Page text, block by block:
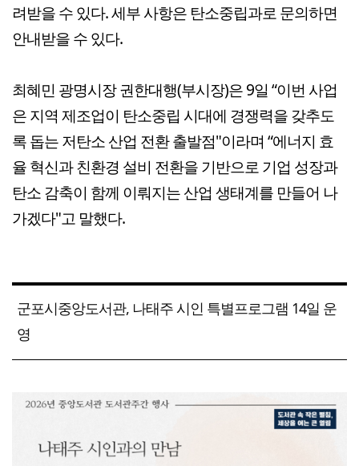
려받을 수 있다. 세부 사항은 탄소중립과로 문의하면
안내받을 수 있다.
최혜민 광명시장 권한대행(부시장)은 9일 “이번 사업
은 지역 제조업이 탄소중립 시대에 경쟁력을 갖추도
록 돕는 저탄소 산업 전환 출발점"이라며 “에너지 효
율 혁신과 친환경 설비 전환을 기반으로 기업 성장과
탄소 감축이 함께 이뤄지는 산업 생태계를 만들어 나
가겠다"고 말했다.
군포시중앙도서관, 나태주 시인 특별프로그램 14일 운
영